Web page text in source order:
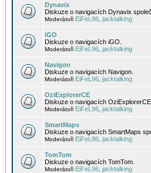
Dynavix
Diskuze o navigacích Dynavix
Moderátoři EiFeL96 jacktalking
iGO
Diskuze o navigacích iGO.
Moderátoři EiFeL96 jacktalking
Navigon
Diskuze o navigacích Navigon.
Moderátoři EiFeL96 jacktalking
OziExplorerCE
Diskuze o navigacích OziExplorerCE.
Moderátoři EiFeL96 jacktalking
SmartMaps
Diskuze o navigacích SmartMaps
Moderátoři EiFeL96 jacktalking
TomTom
Diskuze o navigacích TomTom.
Moderátoři EiFeL96 jacktalking